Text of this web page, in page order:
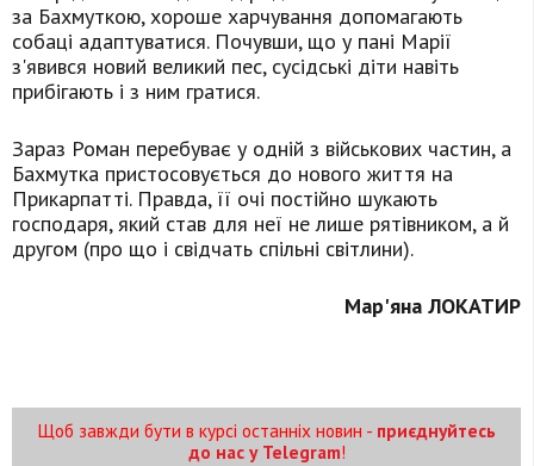
за Бахмуткою, хороше харчування допомагають
собаці адаптуватися. Почувши, що у пані Марії
з'явився новий великий пес, сусідські діти навіть
прибігають і з ним гратися.
Зараз Роман перебуває у одній з військових частин, а
Бахмутка пристосовується до нового життя на
Прикарпатті. Правда, її очі постійно шукають
господаря, який став для неї не лише рятівником, а й
другом (про що і свідчать спільні світлини).
Мар'яна ЛОКАТИР
Щоб завжди бути в курсі останніх новин - приєднуйтесь
до нас у Telegram!